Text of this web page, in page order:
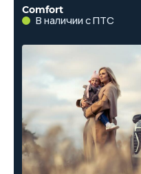
Comfort
В наличии с ПТС